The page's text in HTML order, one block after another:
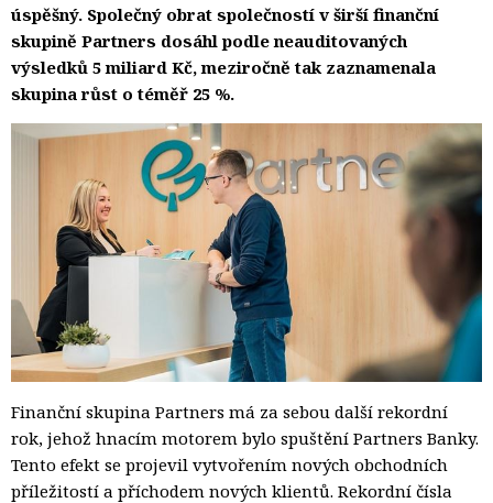
úspěšný. Společný obrat společností v širší finanční
skupině Partners dosáhl podle neauditovaných
výsledků 5 miliard Kč, meziročně tak zaznamenala
skupina růst o téměř 25 %.
Finanční skupina Partners má za sebou další rekordní
rok, jehož hnacím motorem bylo spuštění Partners Banky.
Tento efekt se projevil vytvořením nových obchodních
příležitostí a příchodem nových klientů. Rekordní čísla